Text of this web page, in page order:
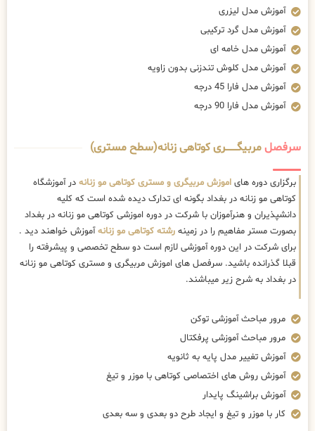
آموزش مدل لیزری
آموزش مدل گرد ترکیبی
آموزش مدل خامه ای
آموزش مدل کلوش تندزنی بدون زاویه
آموزش مدل فارا 45 درجه
آموزش مدل فارا 90 درجه
سرفصلمربیگــــــــری کوتاهی زنانه(سطح مستری)
برگزاری دوره های اموزش مربیگری و مستری کوتاهی مو زنانه در آموزشگاه
کوتاهی مو زنانه در بغداد بگونه ای تدارک دیده شده است که کلیه
دانشپذیران و هنرآموزان با شرکت در دوره اموزشی کوتاهی مو زنانه در بغداد
بصورت مستر مفاهیم را در زمینه رشته کوتاهی مو زنانهآموزش خواهند دید .
برای شرکت در این دوره آموزشی لازم است دو سطح تخصصی و پیشرفته را
قبلا گذرانده باشید. سرفصل های اموزش مربیگری و مستری کوتاهی مو زنانه
در بغداد به شرح زیر میباشند.
مرور مباحث آموزشی توکن
مرور مباحث آموزشی پرفکتال
آموزش تغییر مدل پایه به ثانویه
آموزش روش های اختصاصی کوتاهی با موزر و تیغ
آموزش براشینگ پایدار
کار با موزر و تیغ و ایجاد طرح دو بعدی و سه بعدی